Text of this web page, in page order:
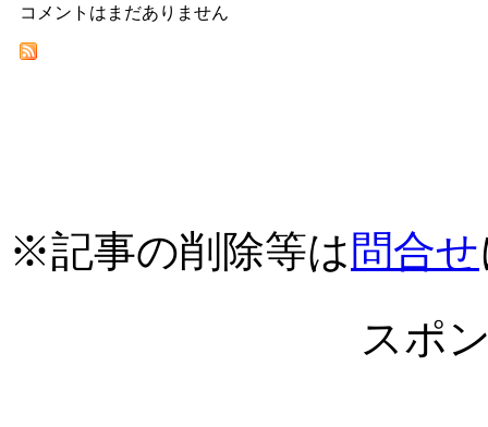
コメントはまだありません
※記事の削除等は 問合せ
スポ